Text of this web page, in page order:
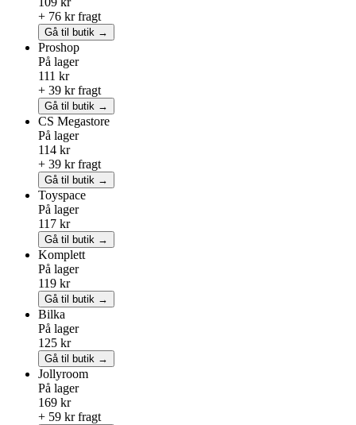
+ 76 kr fragt
Gå til butik →
Proshop
På lager
111 kr
+ 39 kr fragt
Gå til butik →
CS Megastore
På lager
114 kr
+ 39 kr fragt
Gå til butik →
Toyspace
På lager
117 kr
Gå til butik →
Komplett
På lager
119 kr
Gå til butik →
Bilka
På lager
125 kr
Gå til butik →
Jollyroom
På lager
169 kr
+ 59 kr fragt